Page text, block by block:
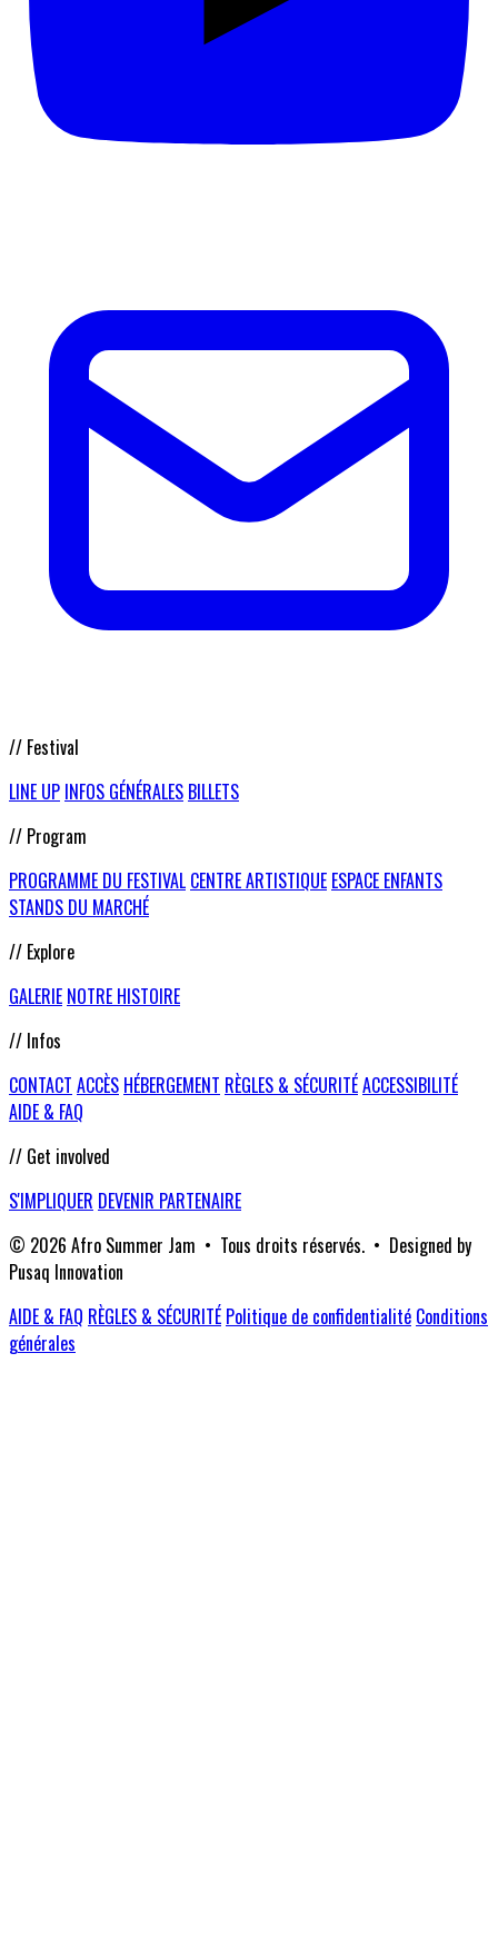
// Festival
LINE UP INFOS GÉNÉRALES BILLETS
// Program
PROGRAMME DU FESTIVAL CENTRE ARTISTIQUE ESPACE ENFANTS
STANDS DU MARCHÉ
// Explore
GALERIE NOTRE HISTOIRE
// Infos
CONTACT ACCÈS HÉBERGEMENT RÈGLES & SÉCURITÉACCESSIBILITÉ
AIDE & FAQ
// Get involved
S'IMPLIQUER DEVENIR PARTENAIRE
© 2026 Afro Summer Jam • Tous droits réservés. • Designed by
Pusaq Innovation
AIDE & FAQ RÈGLES & SÉCURITÉ Politique de confidentialité Conditions
générales